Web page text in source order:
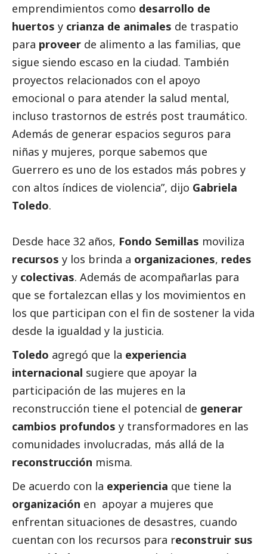
emprendimientos como desarrollo de
huertos y crianza de animales de traspatio
para proveer de alimento a las familias, que
sigue siendo escaso en la ciudad. También
proyectos relacionados con el apoyo
emocional o para atender la salud mental,
incluso trastornos de estrés post traumático.
Además de generar espacios seguros para
niñas y mujeres, porque sabemos que
Guerrero es uno de los estados más pobres y
con altos índices de violencia”, dijo Gabriela
Toledo.
Desde hace 32 años, Fondo Semillas moviliza
recursos y los brinda a organizaciones, redes
y colectivas. Además de acompañarlas para
que se fortalezcan ellas y los movimientos en
los que participan con el fin de sostener la vida
desde la igualdad y la justicia.
Toledo agregó que la experiencia
internacional sugiere que apoyar la
participación de las mujeres en la
reconstrucción tiene el potencial de generar
cambios profundos y transformadores en las
comunidades involucradas, más allá de la
reconstrucción misma.
De acuerdo con la experiencia que tiene la
organización en apoyar a mujeres que
enfrentan situaciones de desastres, cuando
cuentan con los recursos para reconstruir sus